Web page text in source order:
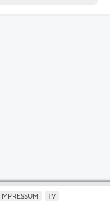
IMPRESSUM TV